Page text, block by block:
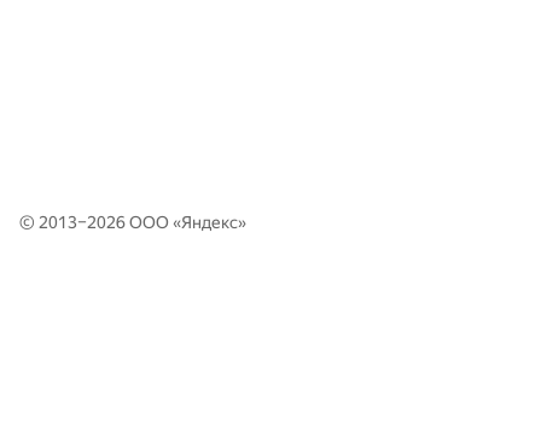
© 2013–2026 ООО «Яндекс»